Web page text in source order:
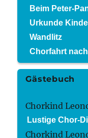
Beim Peter-
Urkunde
Wandlitz
Chorfahrt
Gästebuch
Chorkind
Lustige Chor-
Chorkind